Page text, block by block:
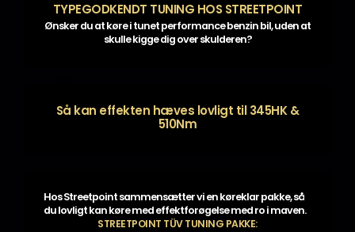
TYPEGODKENDT TUNING HOS STREETPOINT
Ønsker du at køre i tunet performance benzin bil, uden at
skulle kigge dig over skulderen?
Så kan effekten hæves lovligt til 345HK &
510Nm
Hos Streetpoint sammensætter vi en køreklar pakke, så
du lovligt kan køre med effektforøgelse med ro i maven.
STREETPOINT TÜV TUNING PAKKE: